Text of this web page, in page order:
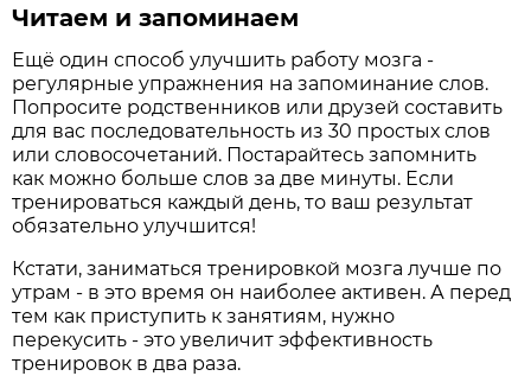
Читаем и запоминаем
Ещё один способ улучшить работу мозга -
регулярные упражнения на запоминание слов.
Попросите родственников или друзей составить
для вас последовательность из 30 простых слов
или словосочетаний. Постарайтесь запомнить
как можно больше слов за две минуты. Если
тренироваться каждый день, то ваш результат
обязательно улучшится!
Кстати, заниматься тренировкой мозга лучше по
утрам - в это время он наиболее активен. А перед
тем как приступить к занятиям, нужно
перекусить - это увеличит эффективность
тренировок в два раза.